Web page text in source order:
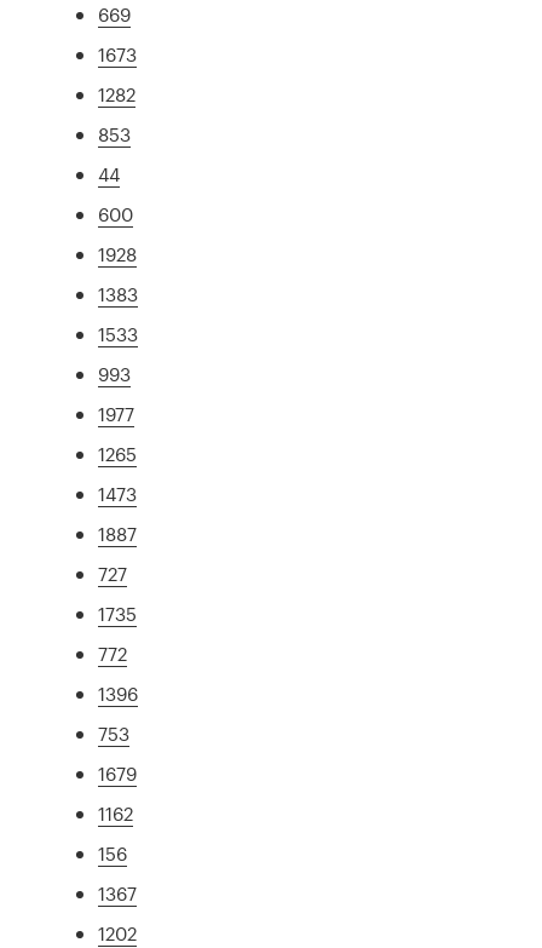
669
1673
1282
853
44
600
1928
1383
1533
993
1977
1265
1473
1887
727
1735
772
1396
753
1679
1162
156
1367
1202